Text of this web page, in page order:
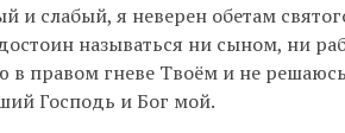
и слабый, я неверен обетам
называться ни сыном, ни
в правом гневе Твоём и не
Господь и Бог мой.